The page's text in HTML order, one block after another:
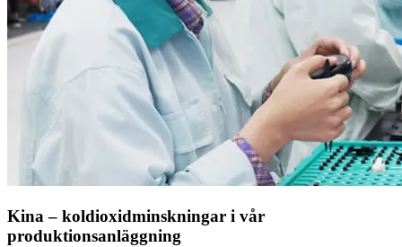
Kina – koldioxidminskningar i vår
produktionsanläggning